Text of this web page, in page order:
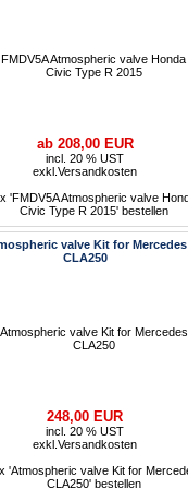
ab 208,00 EUR
incl. 20 % UST
exkl. Versandkosten
valve Kit for Mercedes
CLA250
248,00 EUR
incl. 20 % UST
exkl. Versandkosten